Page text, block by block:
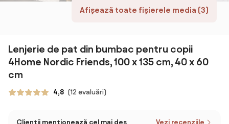
Afișează toate fișierele media (3)
Lenjerie de pat din bumbac pentru copii
4Home Nordic Friends, 100 x 135 cm, 40 x 60
cm
4,8 (12 evaluări)
Clienții menționează cel mai des Vezi recenziile